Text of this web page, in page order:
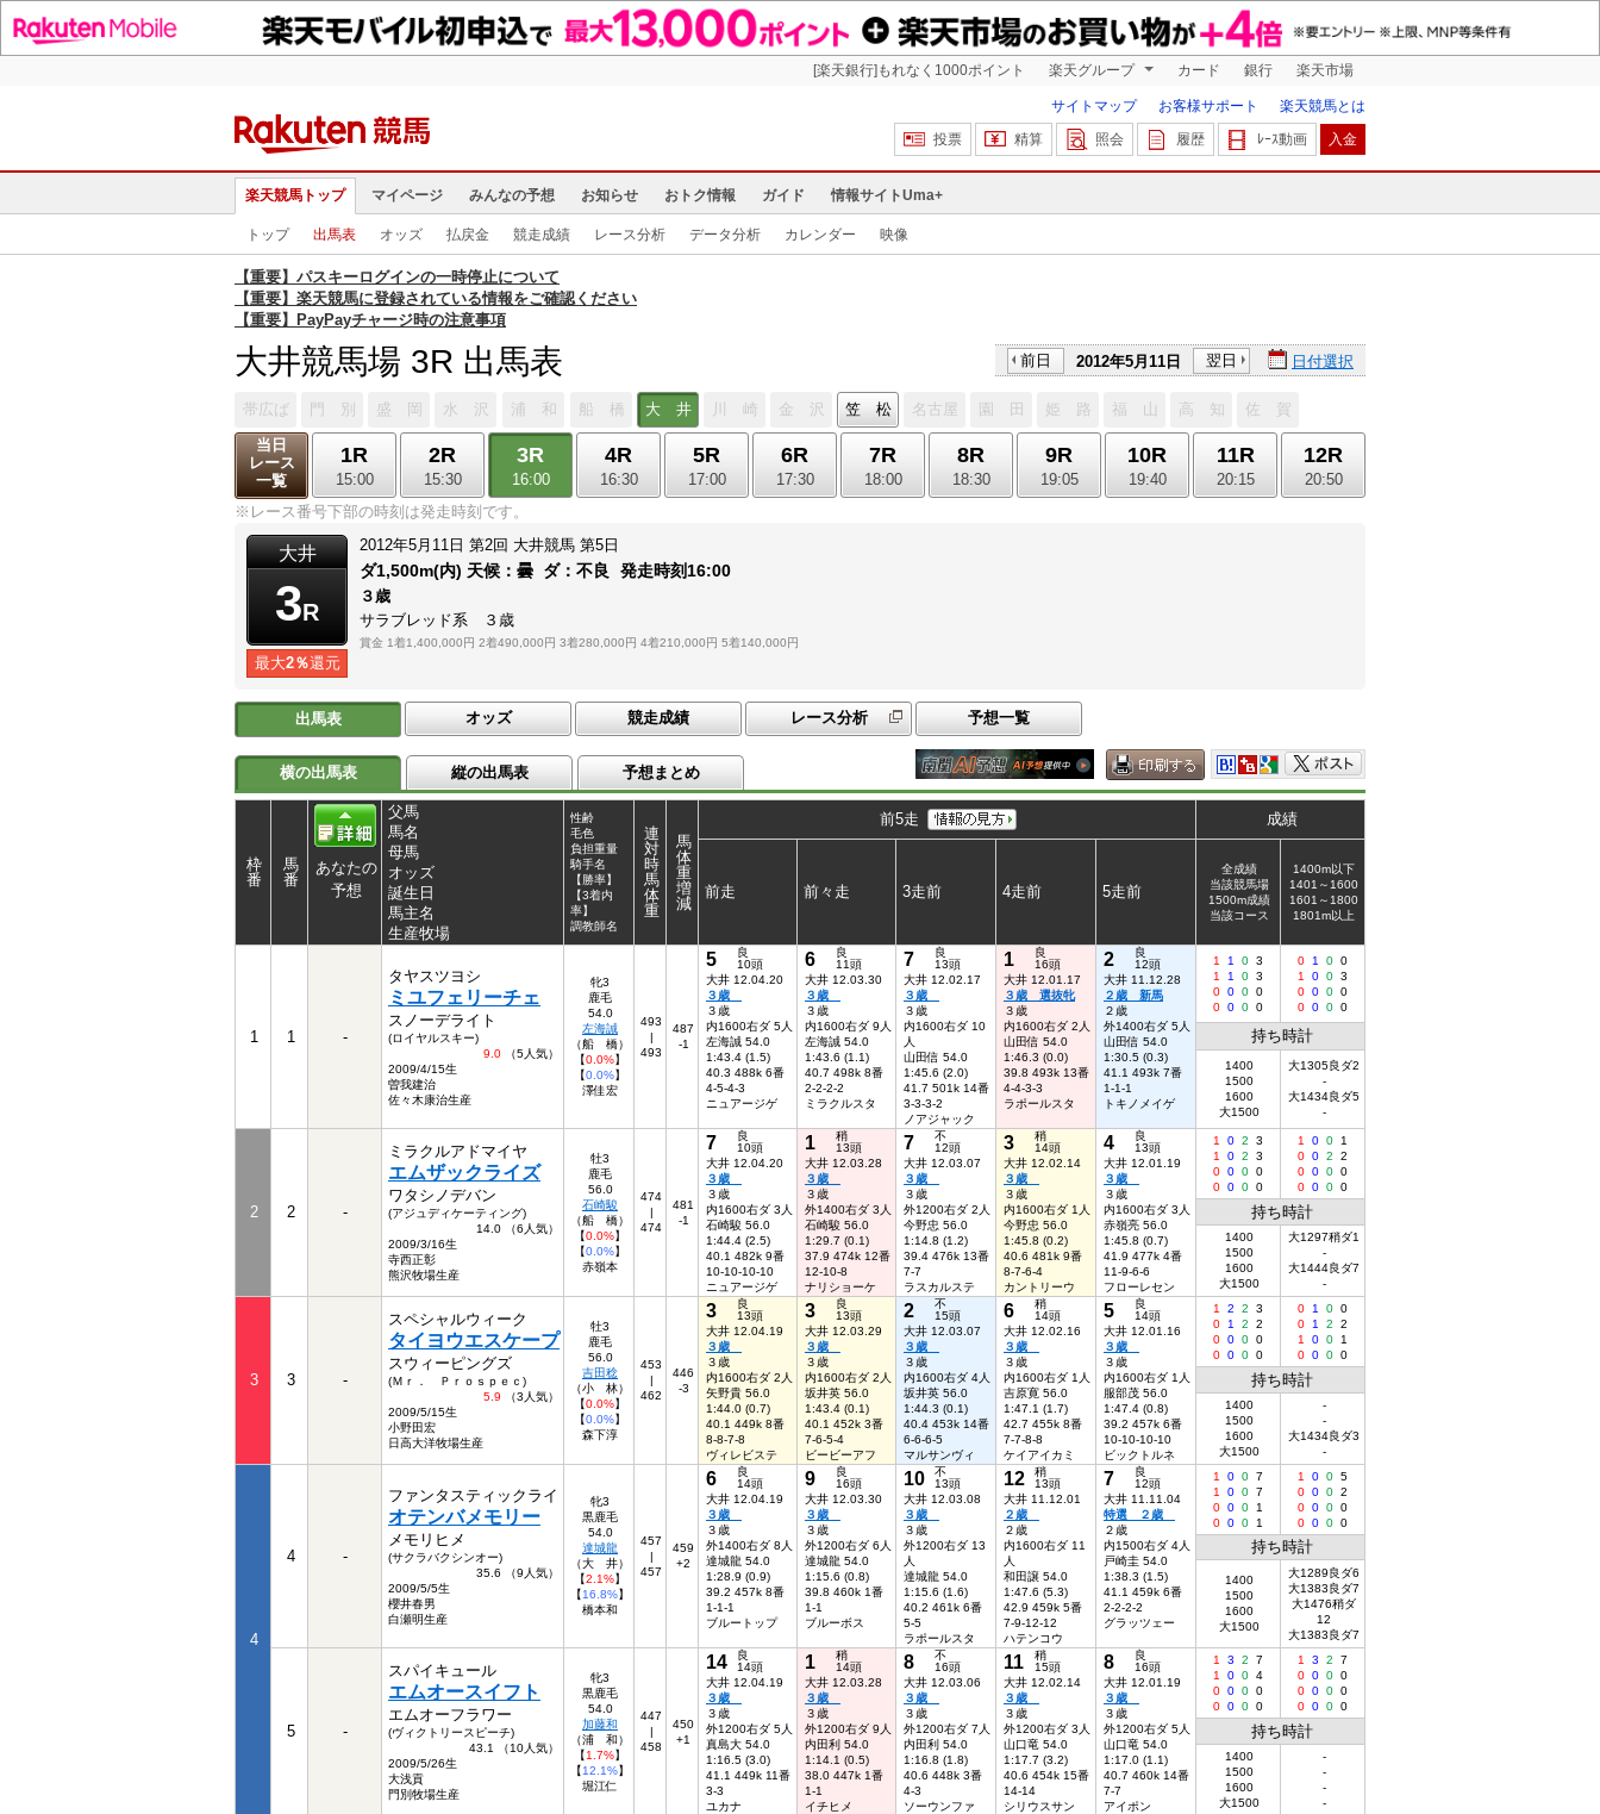
[楽天銀行]もれなく1000ポイント 楽天グループ カード 銀行 楽天市場
サイトマップ お客様サポート
楽天競馬とは
投票
精算 照会 履歴 ﾚｰｽ動画 入金
楽天競馬トップ マイページ みんなの予想 お知らせ おトク情報 ガイド 情報サイトUma+
トップ 出馬表 オッズ 払戻金 競走成績 レース分析 データ分析 カレンダー 映像
【重要】パスキーログインの一時停止について
【重要】楽天競馬に登録されている情報をご確認ください
【重要】PayPayチャージ時の注意事項
大井競馬場 3R 出馬表 前日 2012年5月11日 翌日 日付選択
帯広ば 門 別 盛 岡 水 沢 浦 和 船 橋 大 井 川 崎 金 沢 笠 松 名古屋 園 田 姫 路 福 山 高 知
佐 賀
当日
レース
一覧
1R
15:00
2R
15:30
3R
16:00
4R
16:30
5R
17:00
6R
17:30
7R
18:00
8R
18:30
9R
19:05
10R
19:40
11R
20:15
12R
20:50
※レース番号下部の時刻は発走時刻です。
大井
3R
最大2％還元
2012年5月11日 第2回 大井競馬 第5日
ダ1,500m(内) 天候： 曇 ダ：不良 発走時刻16:00
３歳
サラブレッド系 ３歳
賞金 1着1,400,000円 2着490,000円 3着280,000円 4着210,000円 5着140,000円
出馬表 オッズ 競走成績 レース分析 予想一覧
横の出馬表 縦の出馬表 予想まとめ
枠
番
馬
番
あなたの
予想
父馬
馬名
母馬
オッズ
誕生日
馬主名
生産牧場
性齢
毛色
負担重量
騎手名
【勝率】
【3着内
率】
調教師名
連
対
時
馬
体
重
馬
体
重
増
減
前5走 成績
前走 前々走 3走前 4走前 5走前
全成績
当該競馬場
1500m成績
当該コース
1400m以下
1401～1600
1601～1800
1801m以上
1 1 -
タヤスツヨシ
ミユフェリーチェ
スノーデライト
(ロイヤルスキー)
9.0 （5人気）
2009/4/15生
曽我建治
佐々木康治生産
牝3
鹿毛
54.0
左海誠
（船 橋）
【0.0%】
【0.0%】
澤佳宏
493
|
493
487
-1
5
良
10頭
大井 12.04.20
３歳
３歳
内1600右ダ 5人
左海誠 54.0
1:43.4 (1.5)
40.3 488k 6番
4-5-4-3
ニュアージゲ
6
良
11頭
大井 12.03.30
３歳
３歳
内1600右ダ 9人
左海誠 54.0
1:43.6 (1.1)
40.7 498k 8番
2-2-2-2
ミラクルスタ
7
良
13頭
大井 12.02.17
３歳
３歳
内1600右ダ 10
人
山田信 54.0
1:45.6 (2.0)
41.7 501k 14番
3-3-3-2
ノアジャック
1
良
16頭
大井 12.01.17
３歳 選抜牝
３歳
内1600右ダ 2人
山田信 54.0
1:46.3 (0.0)
39.8 493k 13番
4-4-3-3
ラポールスタ
2
良
12頭
大井 11.12.28
２歳 新馬
２歳
外1400右ダ 5人
山田信 54.0
1:30.5 (0.3)
41.1 493k 7番
1-1-1
トキノメイゲ
1 1 0 3
1
1 0 3
0 0 0 0
0 0 0 0
0 1 0 0
1
0 0 3
0 0 0 0
0 0 0 0
持ち時計
1400
1500
1600
大1500
大1305良ダ2
-
大1434良ダ5
-
2 2 -
ミラクルアドマイヤ
エムザックライズ
ワタシノデバン
(アジュディケーティング)
14.0 （6人気）
2009/3/16生
寺西正彰
熊沢牧場生産
牡3
鹿毛
56.0
石崎駿
（船 橋）
【0.0%】
【0.0%】
赤嶺本
474
|
474
481
-1
7
良
10頭
大井 12.04.20
３歳
３歳
内1600右ダ 3人
石崎駿 56.0
1:44.4 (2.5)
40.1 482k 9番
10-10-10-10
ニュアージゲ
1
稍
13頭
大井 12.03.28
３歳
３歳
外1400右ダ 3人
石崎駿 56.0
1:29.7 (0.1)
37.9 474k 12番
12-10-8
ナリショーケ
7
不
12頭
大井 12.03.07
３歳
３歳
外1200右ダ 2人
今野忠 56.0
1:14.8 (1.2)
39.4 476k 13番
7-7
ラスカルステ
3
稍
14頭
大井 12.02.14
３歳
３歳
内1600右ダ 1人
今野忠 56.0
1:45.8 (0.2)
40.6 481k 9番
8-7-6-4
カントリーウ
4
良
13頭
大井 12.01.19
３歳
３歳
内1600右ダ 3人
赤嶺亮 56.0
1:45.8 (0.7)
41.9 477k 4番
11-9-6-6
フローレセン
1 0 2
3
1
0 2
3
0 0 0 0
0 0 0 0
1 0 0
1
0 0 2
2
0 0 0 0
0 0 0 0
持ち時計
1400
1500
1600
大1500
大1297稍ダ1
-
大1444良ダ7
-
3 3 -
スペシャルウィーク
タイヨウエスケープ
スウィーピングズ
(Ｍｒ． Ｐｒｏｓｐｅｃ)
5.9 （3人気）
2009/5/15生
小野田宏
日高大洋牧場生産
牡3
鹿毛
56.0
吉田稔
（小 林）
【0.0%】
【0.0%】
森下淳
453
|
462
446
-3
3
良
13頭
大井 12.04.19
３歳
３歳
内1600右ダ 2人
矢野貴 56.0
1:44.0 (0.7)
40.1 449k 8番
8-8-7-8
ヴィレビステ
3
良
13頭
大井 12.03.29
３歳
３歳
内1600右ダ 2人
坂井英 56.0
1:43.4 (0.1)
40.1 452k 3番
7-6-5-4
ビービーアフ
2
不
15頭
大井 12.03.07
３歳
３歳
内1600右ダ 4人
坂井英 56.0
1:44.3 (0.1)
40.4 453k 14番
6-6-6-5
マルサンヴィ
6
稍
14頭
大井 12.02.16
３歳
３歳
内1600右ダ 1人
吉原寛 56.0
1:47.1 (1.7)
42.7 455k 8番
7-7-8-8
ケイアイカミ
5
良
14頭
大井 12.01.16
３歳
３歳
内1600右ダ 1人
服部茂 56.0
1:47.4 (0.8)
39.2 457k 6番
10-10-10-10
ビックトルネ
1 2 2
3
0
1 2
2
0 0 0 0
0 0 0 0
0 1 0 0
0
1 2
2
1
0 0
1
0 0 0 0
持ち時計
1400
1500
1600
大1500
-
-
大1434良ダ3
-
4
4 -
ファンタスティックライ
オテンバメモリー
メモリヒメ
(サクラバクシンオー)
35.6 （9人気）
2009/5/5生
櫻井春男
白瀬明生産
牝3
黒鹿毛
54.0
達城龍
（大 井）
【2.1%】
【16.8%】
橋本和
457
|
457
459
+2
6
良
14頭
大井 12.04.19
３歳
３歳
外1400右ダ 8人
達城龍 54.0
1:28.9 (0.9)
39.2 457k 8番
1-1-1
ブルートップ
9
良
16頭
大井 12.03.30
３歳
３歳
外1200右ダ 6人
達城龍 54.0
1:15.6 (0.8)
39.8 460k 1番
1-1
ブルーボス
10
不
13頭
大井 12.03.08
３歳
３歳
外1200右ダ 13
人
達城龍 54.0
1:15.6 (1.6)
40.2 461k 6番
5-5
ラポールスタ
12
稍
13頭
大井 11.12.01
２歳
２歳
内1600右ダ 11
人
和田譲 54.0
1:47.6 (5.3)
42.9 459k 5番
7-9-12-12
ハテンコウ
7
良
12頭
大井 11.11.04
特選 ２歳
２歳
内1500右ダ 4人
戸崎圭 54.0
1:38.3 (1.5)
41.1 459k 6番
2-2-2-2
グラッツェー
1 0 0 7
1
0 0 7
0 0 0
1
0 0 0 1
1 0 0 5
0 0 0 2
0 0 0 0
0 0 0 0
持ち時計
1400
1500
1600
大1500
大1289良ダ6
大1383良ダ7
大1476稍ダ
12
大1383良ダ7
5 -
スパイキュール
エムオースイフト
エムオーフラワー
(ヴィクトリースピーチ)
43.1 （10人気）
2009/5/26生
大浅貢
門別牧場生産
牝3
黒鹿毛
54.0
加藤和
（浦 和）
【1.7%】
【12.1%】
堀江仁
447
|
458
450
+1
14
良
14頭
大井 12.04.19
３歳
３歳
外1200右ダ 5人
真島大 54.0
1:16.5 (3.0)
41.1 449k 11番
3-3
ユカナ
1
稍
14頭
大井 12.03.28
３歳
３歳
外1200右ダ 9人
内田利 54.0
1:14.1 (0.5)
38.0 447k 1番
1-1
イチヒメ
8
不
16頭
大井 12.03.06
３歳
３歳
外1200右ダ 7人
内田利 54.0
1:16.8 (1.8)
40.6 448k 3番
4-3
ソーウンファ
11
稍
15頭
大井 12.02.14
３歳
３歳
外1200右ダ 3人
山口竜 54.0
1:17.7 (3.2)
40.6 454k 15番
14-14
シリウスサン
8
良
16頭
大井 12.01.19
３歳
３歳
外1200右ダ 5人
山口竜 54.0
1:17.0 (1.1)
40.7 460k 14番
7-7
アイポン
1 3 2
7
1
0 0 4
0 0 0 0
0 0 0 0
1 3 2
7
0 0 0 0
0 0 0 0
0 0 0 0
持ち時計
1400
1500
1600
大1500
-
-
-
-